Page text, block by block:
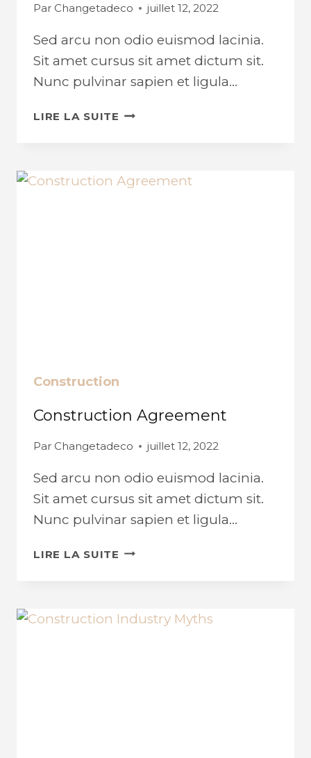
Par Changetadeco juillet 12, 2022
Sed arcu non odio euismod lacinia.
Sit amet cursus sit amet dictum sit.
Nunc pulvinar sapien et ligula…
LIRE LA SUITE USE
Construction
Construction Agreement
Par Changetadeco juillet 12, 2022
Sed arcu non odio euismod lacinia.
Sit amet cursus sit amet dictum sit.
Nunc pulvinar sapien et ligula…
LIRE LA SUITE CONSTRUCTION